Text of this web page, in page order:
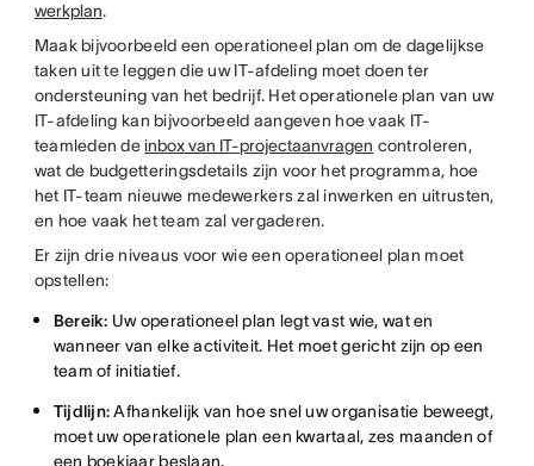
werkplan.
Maak bijvoorbeeld een operationeel plan om de dagelijkse
taken uit te leggen die uw IT-afdeling moet doen ter
ondersteuning van het bedrijf. Het operationele plan van uw
IT-afdeling kan bijvoorbeeld aangeven hoe vaak IT-
teamleden de inbox van IT-projectaanvragen controleren,
wat de budgetteringsdetails zijn voor het programma, hoe
het IT-team nieuwe medewerkers zal inwerken en uitrusten,
en hoe vaak het team zal vergaderen.
Er zijn drie niveaus voor wie een operationeel plan moet
opstellen:
Bereik: Uw operationeel plan legt vast wie, wat en
wanneer van elke activiteit. Het moet gericht zijn op een
team of initiatief.
Tijdlijn:Afhankelijk van hoe snel uw organisatie beweegt,
moet uw operationele plan een kwartaal, zes maanden of
een boekjaar beslaan.